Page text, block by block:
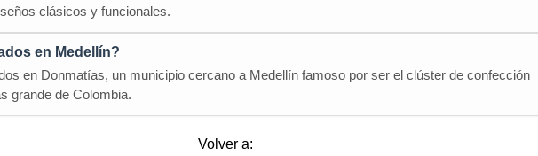
clásicos y funcionales.
en Medellín?
en Donmatías, un municipio cercano a Medellín famoso por ser el clúster de confección
grande de Colombia.
Volver a: